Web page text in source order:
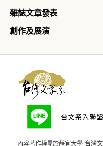
雜誌文章發表
創作及展演
內容著作權屬於靜宜大學-台灣